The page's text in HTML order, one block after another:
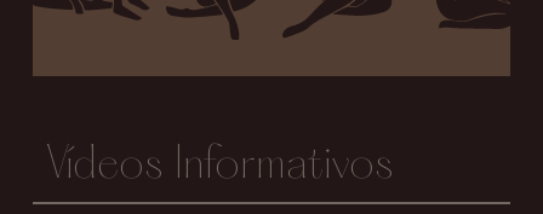
Vídeos Informativos